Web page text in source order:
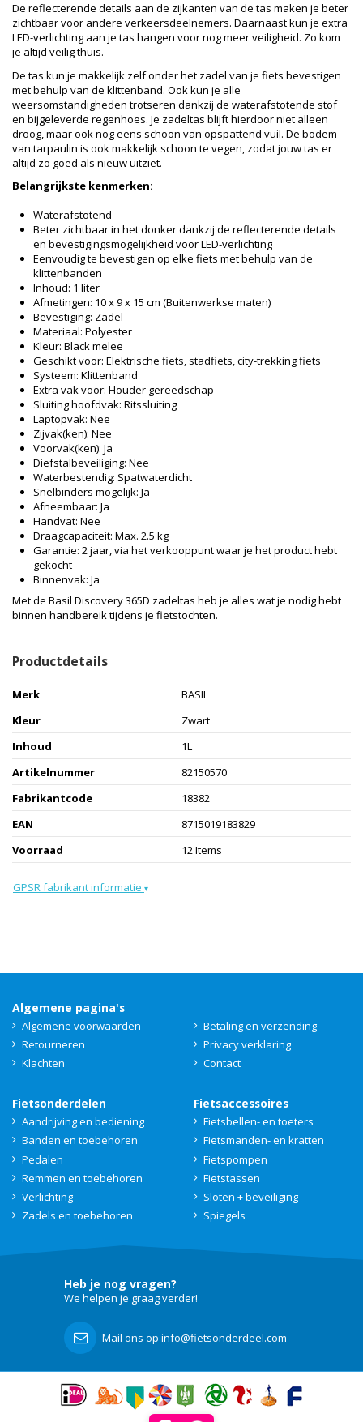
De reflecterende details aan de zijkanten van de tas maken je beter
zichtbaar voor andere verkeersdeelnemers. Daarnaast kun je extra
LED-verlichting aan je tas hangen voor nog meer veiligheid. Zo kom
je altijd veilig thuis.
De tas kun je makkelijk zelf onder het zadel van je fiets bevestigen
met behulp van de klittenband. Ook kun je alle
weersomstandigheden trotseren dankzij de waterafstotende stof
en bijgeleverde regenhoes. Je zadeltas blijft hierdoor niet alleen
droog, maar ook nog eens schoon van opspattend vuil. De bodem
van tarpaulin is ook makkelijk schoon te vegen, zodat jouw tas er
altijd zo goed als nieuw uitziet.
Belangrijkste kenmerken:
Waterafstotend
Beter zichtbaar in het donker dankzij de reflecterende details
en bevestigingsmogelijkheid voor LED-verlichting
Eenvoudig te bevestigen op elke fiets met behulp van de
klittenbanden
Inhoud: 1 liter
Afmetingen: 10 x 9 x 15 cm (Buitenwerkse maten)
Bevestiging: Zadel
Materiaal: Polyester
Kleur: Black melee
Geschikt voor: Elektrische fiets, stadfiets, city-trekking fiets
Systeem: Klittenband
Extra vak voor: Houder gereedschap
Sluiting hoofdvak: Ritssluiting
Laptopvak: Nee
Zijvak(ken): Nee
Voorvak(ken): Ja
Diefstalbeveiliging: Nee
Waterbestendig: Spatwaterdicht
Snelbinders mogelijk: Ja
Afneembaar: Ja
Handvat: Nee
Draagcapaciteit: Max. 2.5 kg
Garantie: 2 jaar, via het verkooppunt waar je het product hebt
gekocht
Binnenvak: Ja
Met de Basil Discovery 365D zadeltas heb je alles wat je nodig hebt
binnen handbereik tijdens je fietstochten.
Productdetails
Merk
BASIL
Kleur
Zwart
Inhoud
1L
Artikelnummer
82150570
Fabrikantcode
18382
EAN
8715019183829
Voorraad
12 Items
GPSR fabrikant informatie ▾
Algemene pagina's
Algemene voorwaarden
Betaling en verzending
Retourneren
Privacy verklaring
Klachten
Contact
Fietsonderdelen
Aandrijving en bediening
Banden en toebehoren
Pedalen
Remmen en toebehoren
Verlichting
Zadels en toebehoren
Fietsaccessoires
Fietsbellen- en toeters
Fietsmanden- en kratten
Fietspompen
Fietstassen
Sloten + beveiliging
Spiegels
Heb je nog vragen?
We helpen je graag verder!
Mail ons op info@fietsonderdeel.com